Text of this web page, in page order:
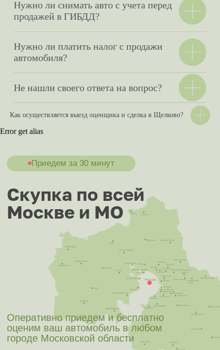
Как осуществляется выезд оценщика и сделка в Щелково?
Error get alias